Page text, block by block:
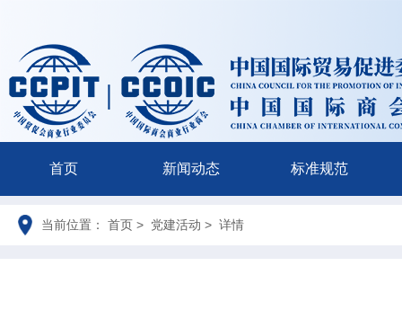
首页 新闻动态 标准规范
当前位置： 首页 > 党建活动 > 详情